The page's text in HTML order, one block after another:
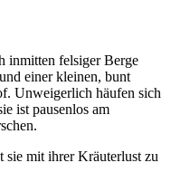
inmitten felsiger Berge
einer kleinen, bunt
Unweigerlich häufen sich
ist pausenlos am
sie mit ihrer Kräuterlust zu